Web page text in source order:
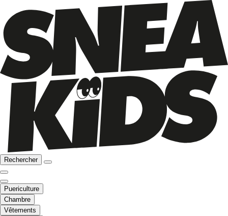
Rechercher
Puericulture
Chambre
Vêtements